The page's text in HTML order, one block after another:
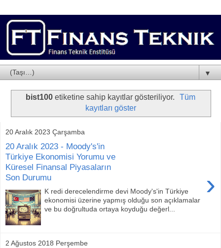
▼
bist100etiketine sahip kayıtlar gösteriliyor.
Tüm
kayıtları göster
20 Aralık 2023 Çarşamba
20 Aralık 2023 - Moody's'in
Türkiye Ekonomisi Yorumu ve
Küresel Finansal Piyasaların
Son Durumu
›
K redi derecelendirme devi Moody's'in Türkiye
ekonomisi üzerine yapmış olduğu son açıklamalar
ve bu doğrultuda ortaya koyduğu değerl...
2 Ağustos 2018 Perşembe